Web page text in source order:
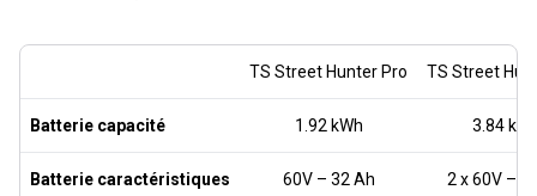
TS Street Hunter Pro TS Street
Batterie capacité 1.92 kWh 3.84
Batterie caractéristiques 60V – 32 Ah 2 x 60V –